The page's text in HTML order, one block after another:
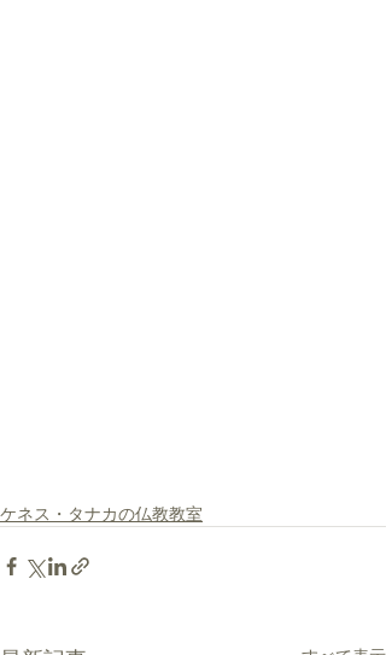
ケネス・タナカの仏教教室